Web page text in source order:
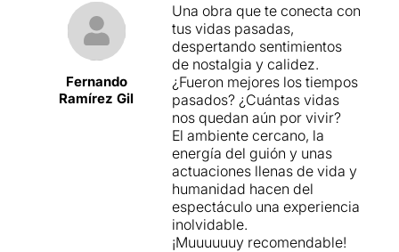
Fernando
Ramírez Gil
Una obra que te conecta con
tus vidas pasadas,
despertando sentimientos
de nostalgia y calidez.
¿Fueron mejores los tiempos
pasados? ¿Cuántas vidas
nos quedan aún por vivir?
El ambiente cercano, la
energía del guión y unas
actuaciones llenas de vida y
humanidad hacen del
espectáculo una experiencia
inolvidable.
¡Muuuuuuy recomendable!